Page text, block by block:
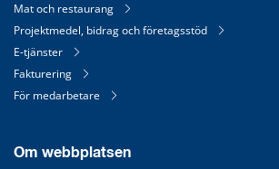
Mat och restaurang
Projektmedel, bidrag och företagsstöd
E-tjänster
Fakturering
För medarbetare
Om webbplatsen